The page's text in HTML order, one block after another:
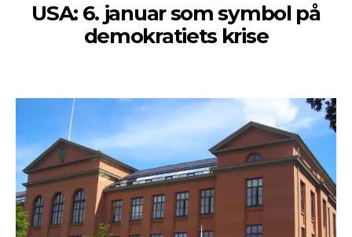
USA: 6. januar som symbol på
demokratiets krise